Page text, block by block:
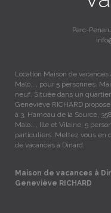
Parc-
Location Maison de
Malo..., pour 5 personnes.
neuf. Située dans un
Geneviève RICHARD
à 3, Hameau de la Source,
Malo..., Ille et Vilaine, 5
particuliers. Mettez vous en
de vacances à Dinard.
Maison de vacances à
Geneviève RICHARD